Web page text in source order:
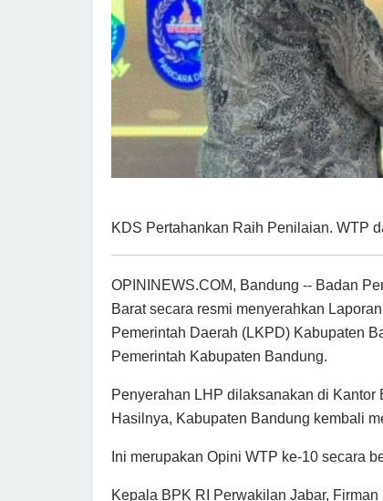
KDS Pertahankan Raih Penilaian. WTP
OPININEWS.COM, Bandung -- Badan
Barat secara resmi menyerahkan
Pemerintah Daerah (LKPD) Kabupaten
Pemerintah Kabupaten Bandung.
Penyerahan LHP dilaksanakan di
Hasilnya, Kabupaten Bandung kembali
Ini merupakan Opini WTP ke-10 secara
Kepala BPK RI Perwakilan Jabar,